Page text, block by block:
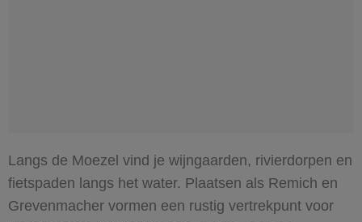
Langs de Moezel vind je wijngaarden, rivierdorpen en
fietspaden langs het water. Plaatsen als Remich en
Grevenmacher vormen een rustig vertrekpunt voor